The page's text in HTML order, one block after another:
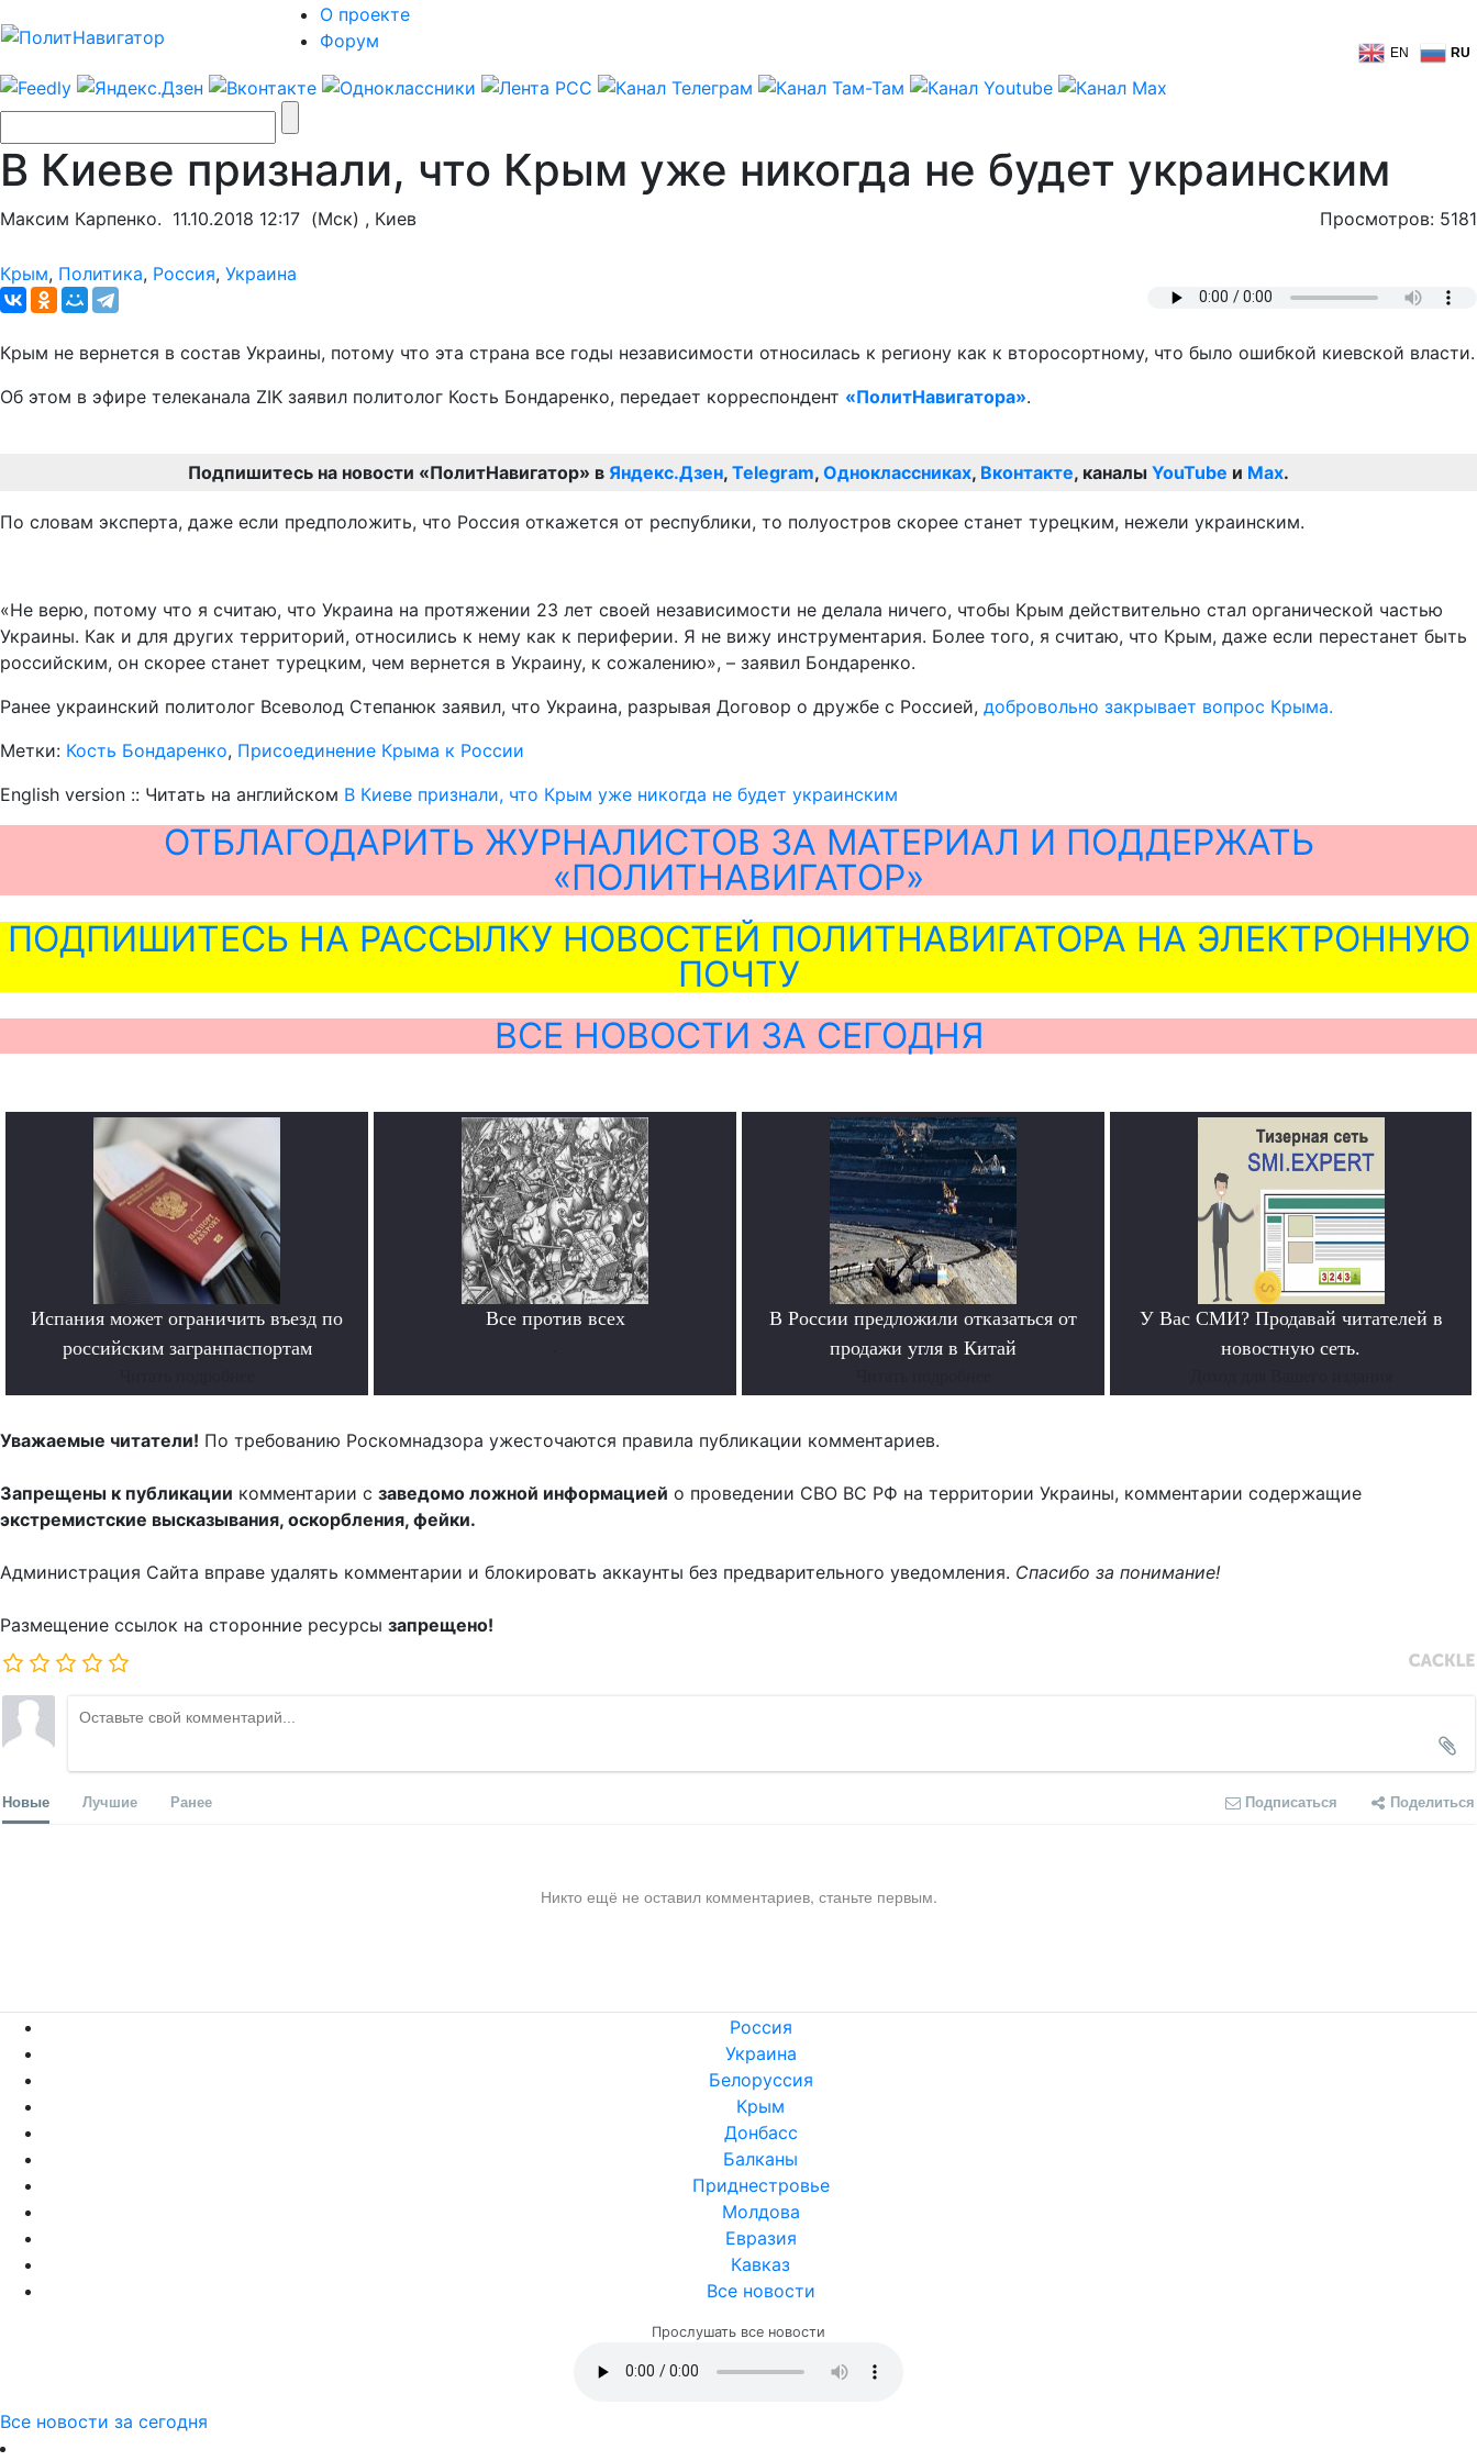
О проекте
Форум
EN RU
В Киеве признали, что Крым уже никогда не будет украинским
Максим Карпенко. 11.10.2018 12:17 (Мск) , Киев Просмотров: 5181
Крым, Политика, Россия, Украина
Крым не вернется в состав Украины, потому что эта страна все годы независимости относилась к региону как к второсортному, что было ошибкой киевской власти.
Об этом в эфире телеканала ZIK заявил политолог Кость Бондаренко, передает корреспондент «ПолитНавигатора».
Подпишитесь на новости «ПолитНавигатор» в Яндекс.Дзен, Telegram, Одноклассниках, Вконтакте, каналы YouTube и Max.
По словам эксперта, даже если предположить, что Россия откажется от республики, то полуостров скорее станет турецким, нежели украинским.
«Не верю, потому что я считаю, что Украина на протяжении 23 лет своей независимости не делала ничего, чтобы Крым действительно стал органической частью
Украины. Как и для других территорий, относились к нему как к периферии. Я не вижу инструментария. Более того, я считаю, что Крым, даже если перестанет быть
российским, он скорее станет турецким, чем вернется в Украину, к сожалению», – заявил Бондаренко.
Ранее украинский политолог Всеволод Степанюк заявил, что Украина, разрывая Договор о дружбе с Россией, добровольно закрывает вопрос Крыма.
Метки: Кость Бондаренко, Присоединение Крыма к России
English version :: Читать на английском В Киеве признали, что Крым уже никогда не будет украинским
ОТБЛАГОДАРИТЬ ЖУРНАЛИСТОВ ЗА МАТЕРИАЛ И ПОДДЕРЖАТЬ
«ПОЛИТНАВИГАТОР»
ПОДПИШИТЕСЬ НА РАССЫЛКУ НОВОСТЕЙ ПОЛИТНАВИГАТОРА НА ЭЛЕКТРОННУЮ
ПОЧТУ
ВСЕ НОВОСТИ ЗА СЕГОДНЯ
Испания может ограничить въезд по
российским загранпаспортам
Все против всех
В России предложили отказаться от
продажи угля в Китай
У Вас СМИ? Продавай читателей в
новостную сеть.
Уважаемые читатели! По требованию Роскомнадзора ужесточаются правила публикации комментариев.
Запрещены к публикации комментарии с заведомо ложной информацией о проведении СВО ВС РФ на территории Украины, комментарии содержащие
экстремистские высказывания, оскорбления, фейки.
Администрация Сайта вправе удалять комментарии и блокировать аккаунты без предварительного уведомления. Спасибо за понимание!
Размещение ссылок на сторонние ресурсы запрещено!
Новые Лучшие Ранее Подписаться Поделиться
Никто ещё не оставил комментариев, станьте первым.
Россия
Украина
Белоруссия
Крым
Донбасс
Балканы
Приднестровье
Молдова
Евразия
Кавказ
Все новости
Прослушать все новости
Все новости за сегодня